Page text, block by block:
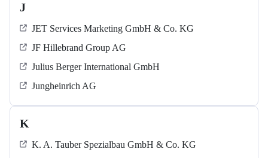
J
JET Services Marketing GmbH & Co. KG
JF Hillebrand Group AG
Julius Berger International GmbH
Jungheinrich AG
K
K. A. Tauber Spezialbau GmbH & Co. KG